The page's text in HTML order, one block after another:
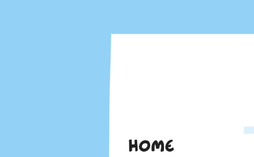
HOME